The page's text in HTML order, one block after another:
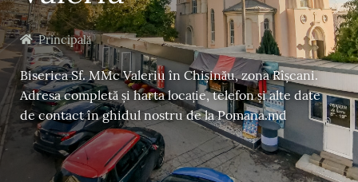
Principală
Biserica Sf. MMc Valeriu în Chișinău, zona Rîșcani.
Adresa completă și harta locație, telefon și alte date
de contact în ghidul nostru de la Pomana.md